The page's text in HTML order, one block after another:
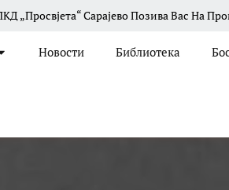
Сарајево Позива Вас На Промоцију
Новости Библиотека